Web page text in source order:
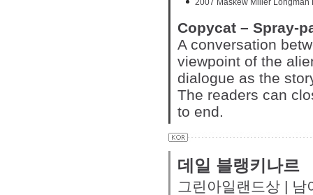
2007 Maskew Miller Longman
Copycat – Spray-
A conversation
viewpoint of the
dialogue as the
The readers can
to end.
데일 블랭키나르
그린아일랜드상 | 남